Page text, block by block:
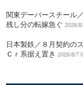
関東デーバースチール
残し分の転嫁急ぐ 2026/
日本製鉄／８月契約の
Ｃｒ系据え置き 2026/8/7